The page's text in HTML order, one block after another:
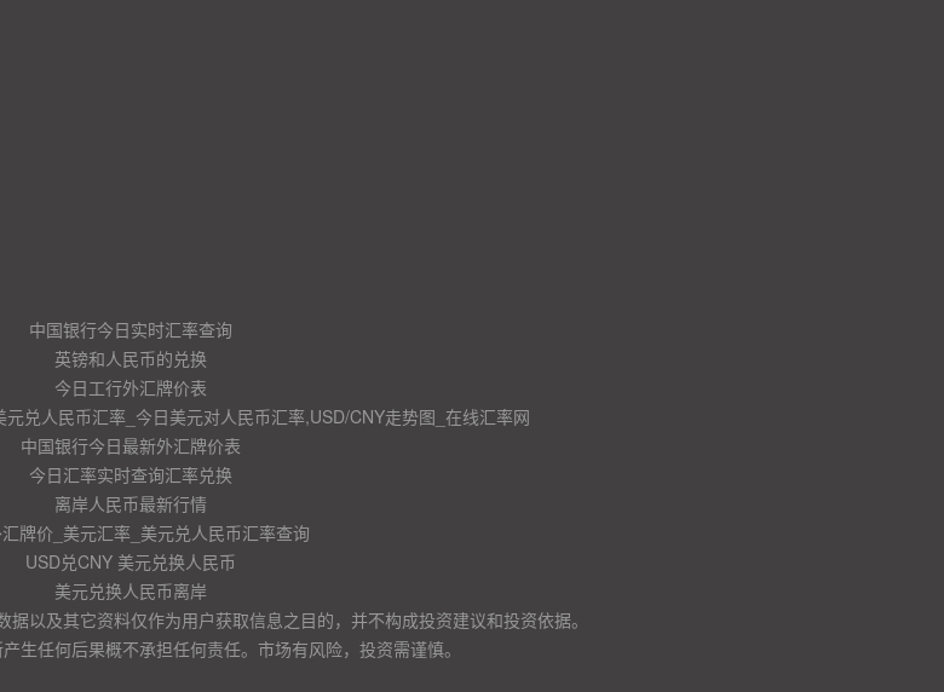
中国银行今日实时汇率查询
英镑和人民币的兑换
今日工行外汇牌价表
兑人民币汇率_今日美元对人民币汇率,USD/CNY走势图_在线汇率网
中国银行今日最新外汇牌价表
今日汇率实时查询汇率兑换
离岸人民币最新行情
牌价_美元汇率_美元兑人民币汇率查询
USD兑CNY 美元兑换人民币
美元兑换人民币离岸
以及其它资料仅作为用户获取信息之目的，并不构成投资建议和投资依据。
生任何后果概不承担任何责任。市场有风险，投资需谨慎。